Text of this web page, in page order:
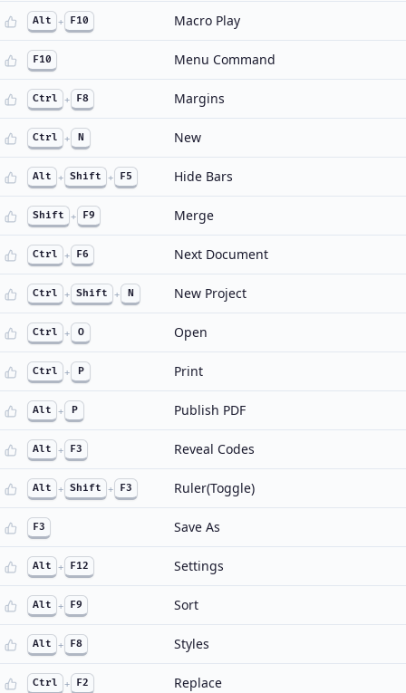
Alt + F10 Macro Play
F10 Menu Command
Ctrl + F8 Margins
Ctrl + N New
Alt + Shift + F5 Hide Bars
Shift + F9 Merge
Ctrl + F6 Next Document
Ctrl + Shift + N New Project
Ctrl + O Open
Ctrl + P Print
Alt + P Publish PDF
Alt + F3 Reveal Codes
Alt + Shift + F3 Ruler(Toggle)
F3 Save As
Alt + F12 Settings
Alt + F9 Sort
Alt + F8 Styles
Ctrl + F2 Replace